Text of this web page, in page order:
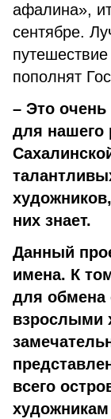
афалина»,
сентябре.
пополнят
– Это
для нашего
них знает.
Данный
имена. К
для
взрослыми
всего
художникам